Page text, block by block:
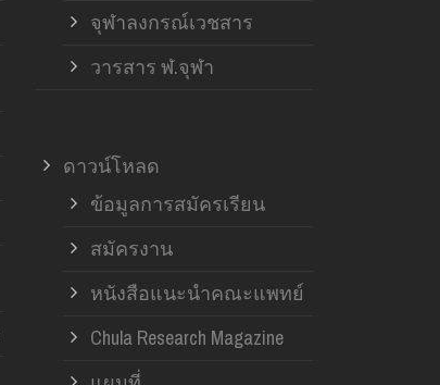
จุฬาลงกรณ์เวชสาร
วารสาร ฬ.จุฬา
ดาวน์โหลด
ข้อมูลการสมัครเรียน
สมัครงาน
หนังสือแนะนำคณะแพทย์
Chula Research Magazine